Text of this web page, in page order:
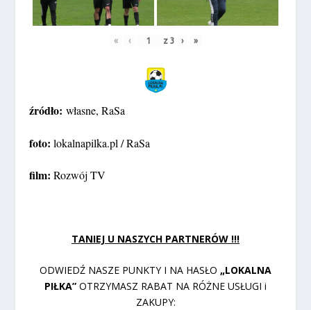
« ‹ z 3 › »
źródło:własne, RaSa
foto:lokalnapilka.pl / RaSa
film:Rozwój TV
TANIEJ U NASZYCH PARTNERÓW !!!
ODWIEDŹ NASZE PUNKTY I NA HASŁO „LOKALNA
PIŁKA” OTRZYMASZ RABAT NA RÓŻNE USŁUGI i
ZAKUPY: